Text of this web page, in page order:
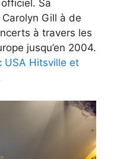
Sa
Gill à de
à travers les
jusqu’en 2004.
USA Hitsville et